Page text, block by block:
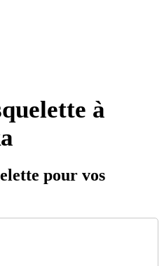
à
pour vos